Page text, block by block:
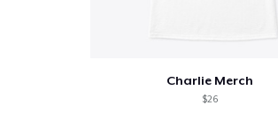
Charlie Merch
$26